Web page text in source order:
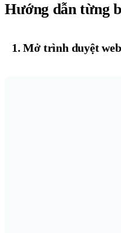
Hướng dẫn từng
1. Mở trình duyệt